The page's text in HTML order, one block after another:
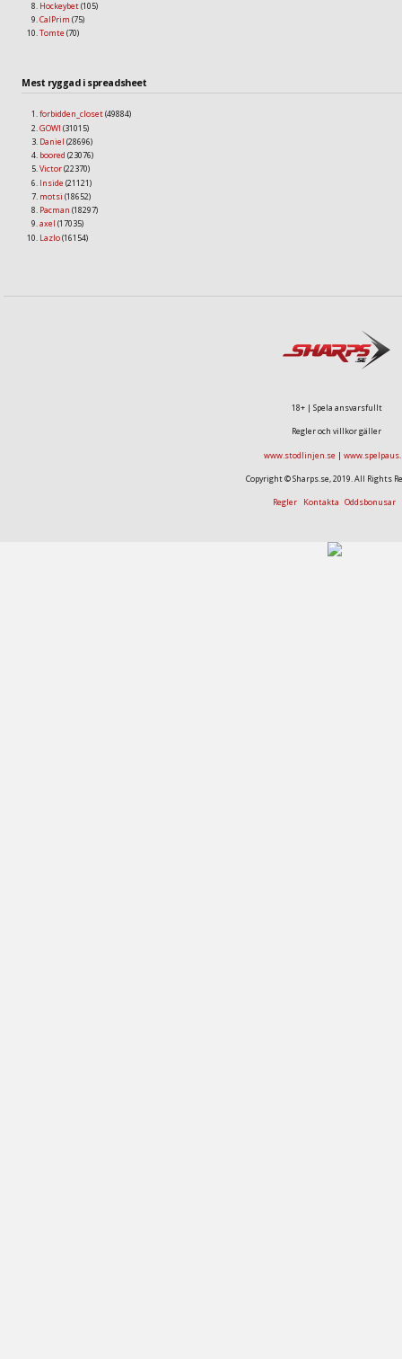
Hockeybet(105)
CalPrim (75)
Tomte (70)
Mest ryggad i spreadsheet
forbidden_closet(49884)
GOWI (31015)
Daniel (28696)
boored (23076)
Victor(22370)
Inside (21121)
motsi (18652)
Pacman (18297)
axel (17035)
Lazlo(16154)
18+ | Spela ansvarsfullt
Regler och villkor gäller
www.stodlinjen.se |
Copyright © Sharps.se, 2019. All Rights
Regler Kontakta Oddsbonusar